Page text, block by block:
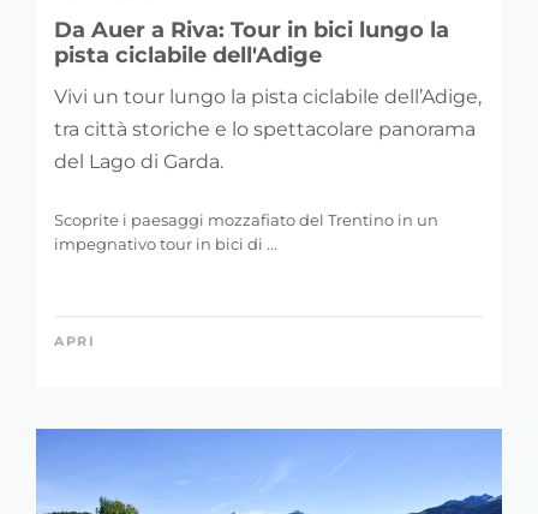
Da Auer a Riva: Tour in bici lungo la
pista ciclabile dell'Adige
Vivi un tour lungo la pista ciclabile dell’Adige,
tra città storiche e lo spettacolare panorama
del Lago di Garda.
Scoprite i paesaggi mozzafiato del Trentino in un
impegnativo tour in bici di ...
APRI